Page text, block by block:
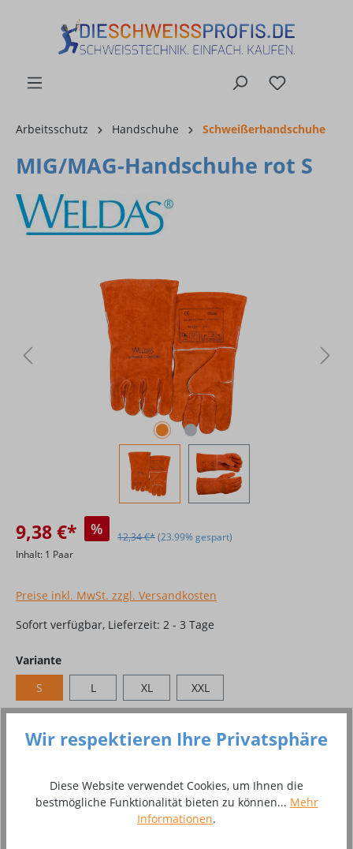
Arbeitsschutz Handschuhe Schweißerhandschuhe
MIG/MAG-Handschuhe rot S
9,38 €* % 12,34 €*(23.99% gespart)
Inhalt: 1 Paar
Preise inkl. MwSt. zzgl. Versandkosten
Sofort verfügbar, Lieferzeit: 2 - 3 Tage
Varianteauswählen
S
L XL XXL
Produkt Anzahl: Gib den gewünschten
In den Warenkorb
Zum Merkzettel hinzufügen
Wir respektieren Ihre Privatsphäre
Diese Website verwendet Cookies, um Ihnen die
bestmögliche Funktionalität bieten zu können... Mehr
Informationen.